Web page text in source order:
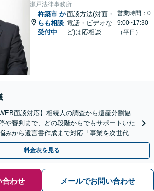
瀬戸法律事務所
杵築市 か
らも相談
受付中
面談方法(対面・
電話・ビデオな
ど)は応相談
営業時間：0
9:00~17:30
（平日）
面談対応】相続人の調査から遺産分割協
や審判まで、どの段階からでもサポートいた
みから遺言書作成まで対応「事業を次世代に
をサポート」【完全個室相談】
料金表を見る
合わせ メールでお問い合わせ